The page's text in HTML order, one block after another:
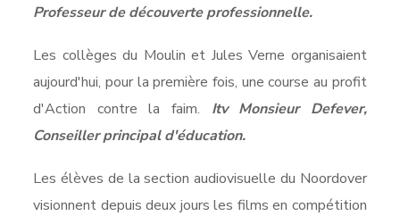
Professeur de découverte professionnelle.
Les collèges du Moulin et Jules Verne organisaient
aujourd'hui, pour la première fois, une course au profit
d'Action contre la faim. Itv Monsieur Defever,
Conseiller principal d'éducation.
Les élèves de la section audiovisuelle du Noordover
visionnent depuis deux jours les films en compétition